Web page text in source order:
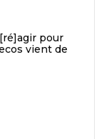
pour
vient de